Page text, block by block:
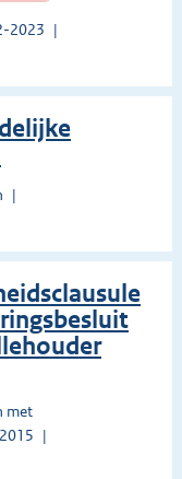
2023
met